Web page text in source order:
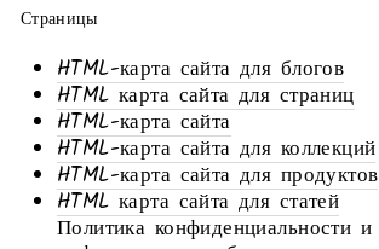
Страницы
HTML-карта сайта для блогов
HTML карта сайта для страниц
HTML-карта сайта
HTML-карта сайта для коллекций
HTML-карта сайта для продуктов
HTML карта сайта для статей
Политика конфиденциальности и